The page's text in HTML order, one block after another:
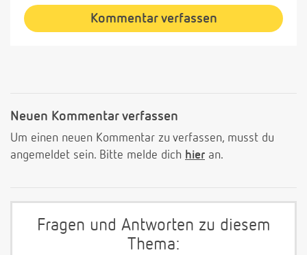
Kommentar verfassen
Neuen Kommentar verfassen
Um einen neuen Kommentar zu verfassen, musst du
angemeldet sein. Bitte melde dich hier an.
Fragen und Antworten zu diesem
Thema: